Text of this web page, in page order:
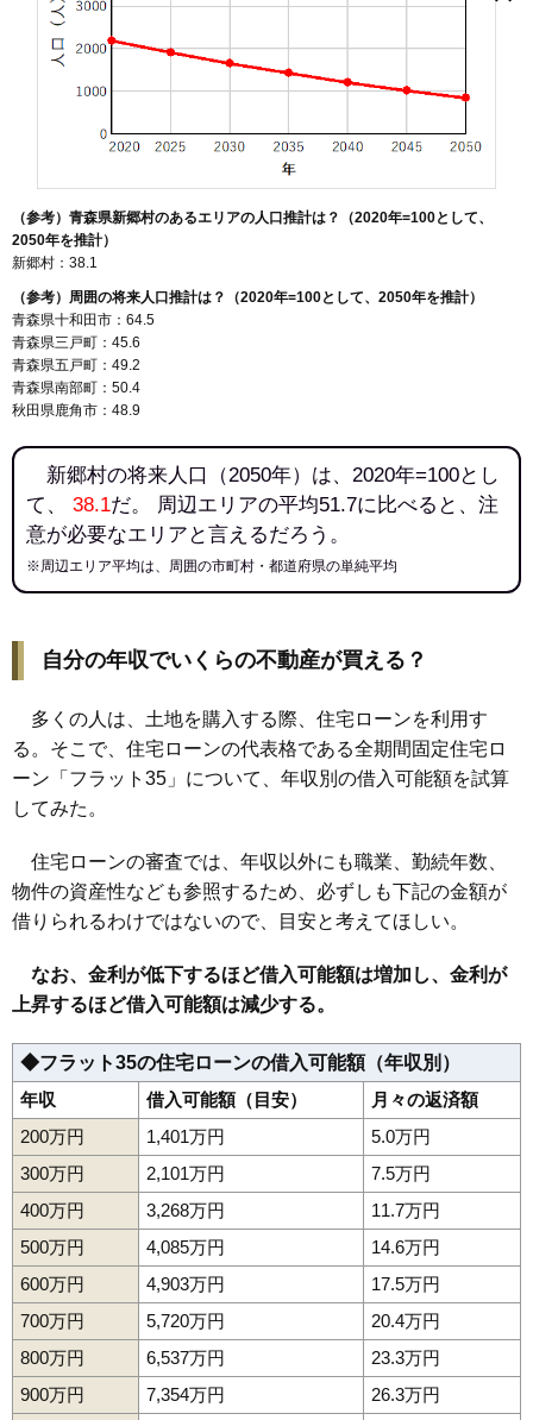
（参考）青森県新郷村のあるエリアの人口推計は？（2020年=100として、
2050年を推計）
新郷村：38.1
（参考）周囲の将来人口推計は？（2020年=100として、2050年を推計）
青森県十和田市：64.5
青森県三戸町：45.6
青森県五戸町：49.2
青森県南部町：50.4
秋田県鹿角市：48.9
新郷村の将来人口（2050年）は、2020年=100とし
て、 38.1だ。 周辺エリアの平均51.7に比べると、注
意が必要なエリアと言えるだろう。
※周辺エリア平均は、周囲の市町村・都道府県の単純平均
自分の年収でいくらの不動産が買える？
多くの人は、土地を購入する際、住宅ローンを利用す
る。そこで、住宅ローンの代表格である全期間固定住宅ロ
ーン「フラット35」について、年収別の借入可能額を試算
してみた。
住宅ローンの審査では、年収以外にも職業、勤続年数、
物件の資産性なども参照するため、必ずしも下記の金額が
借りられるわけではないので、目安と考えてほしい。
なお、金利が低下するほど借入可能額は増加し、金利が
上昇するほど借入可能額は減少する。
◆フラット35の住宅ローンの借入可能額（年収別）
年収
借入可能額（目安）
月々の返済額
200万円
1,401万円
5.0万円
300万円
2,101万円
7.5万円
400万円
3,268万円
11.7万円
500万円
4,085万円
14.6万円
600万円
4,903万円
17.5万円
700万円
5,720万円
20.4万円
800万円
6,537万円
23.3万円
900万円
7,354万円
26.3万円
戸来